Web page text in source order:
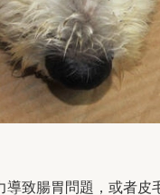
致腸胃問題，或者